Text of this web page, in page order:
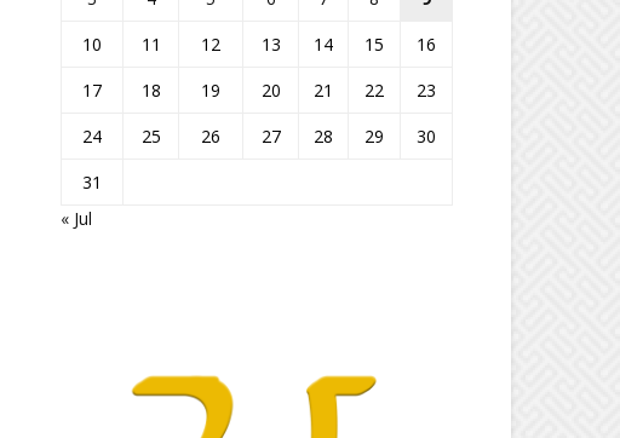
10
11 12 13 14 15
16
17
18 19 20 21 22
23
24
25 26 27 28 29
30
31
« Jul